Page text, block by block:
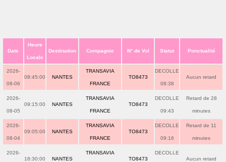
Date
Heure
Locale
Destination Compagnie N° de Vol Statut Ponctualité
2026-
08-06
08:45:00 NANTES
TRANSAVIA
FRANCE
TO8473
DECOLLE
08:38
Aucun retard
2026-
08-05
09:15:00 NANTES
TRANSAVIA
FRANCE
TO8473
DECOLLE
09:43
Retard de 28
minutes
2026-
08-04
09:05:00 NANTES
TRANSAVIA
FRANCE
TO8473
DECOLLE
09:16
Retard de 11
minutes
2026-
18:30:00 NANTES
TRANSAVIA
TO8473
DECOLLE
Aucun retard